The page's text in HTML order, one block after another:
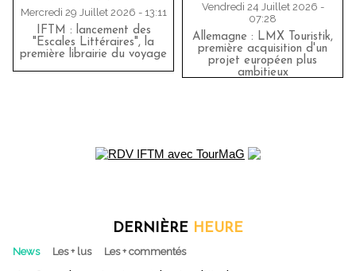
Mercredi 29 Juillet 2026 - 13:11
IFTM : lancement des
"Escales Littéraires", la
première librairie du voyage
Vendredi 24 Juillet 2026 -
07:28
Allemagne : LMX Touristik,
première acquisition d'un
projet européen plus
ambitieux
DERNIÈRE HEURE
News Les + lus Les + commentés